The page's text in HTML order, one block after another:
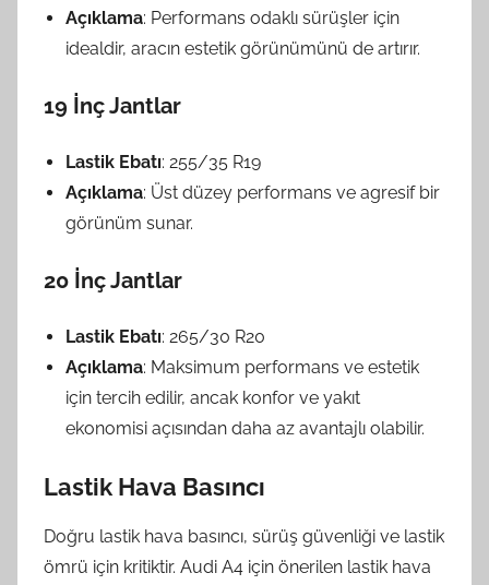
Açıklama: Performans odaklı sürüşler için
idealdir, aracın estetik görünümünü de artırır.
19 İnç Jantlar
Lastik Ebatı: 255/35 R19
Açıklama: Üst düzey performans ve agresif bir
görünüm sunar.
20 İnç Jantlar
Lastik Ebatı: 265/30 R20
Açıklama: Maksimum performans ve estetik
için tercih edilir, ancak konfor ve yakıt
ekonomisi açısından daha az avantajlı olabilir.
Lastik Hava Basıncı
Doğru lastik hava basıncı, sürüş güvenliği ve lastik
ömrü için kritiktir. Audi A4 için önerilen lastik hava